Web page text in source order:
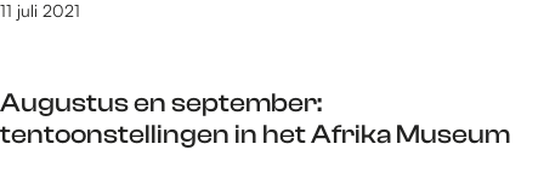
j
g
e
h
o
l
N
m
d
e
Augustus en september:
tentoonstellingen in het Afrika Museum
11 juli 2021